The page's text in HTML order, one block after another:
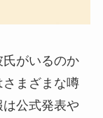
氏がいるのか
まざまな噂
公式発表や